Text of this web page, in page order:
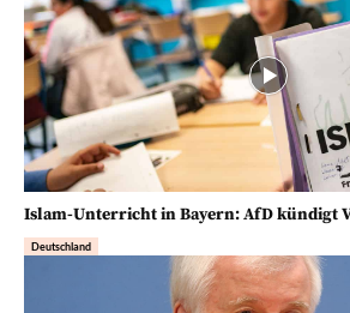
Islam-Unterricht in Bayern: AfD kündigt
Deutschland